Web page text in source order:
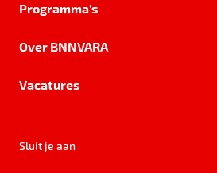
Programma's
Over BNNVARA
Vacatures
Sluit je aan